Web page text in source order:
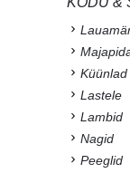
Küünlad
Lastele
Lambid
Nagid
Peeglid